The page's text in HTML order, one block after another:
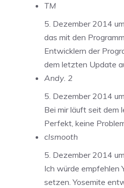
TM
5. Dezember 2014
das mit den
Entwicklern der
dem letzten Update
Andy. 2
5. Dezember 2014
Bei mir läuft seit dem
Perfekt, keine
clsmooth
5. Dezember 2014
Ich würde empfehlen
setzen. Yosemite